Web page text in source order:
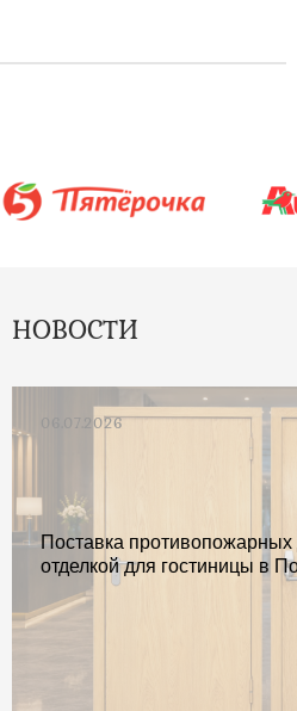
НОВОСТИ
06.07.2026
Поставка
отделкой для гостиницы в